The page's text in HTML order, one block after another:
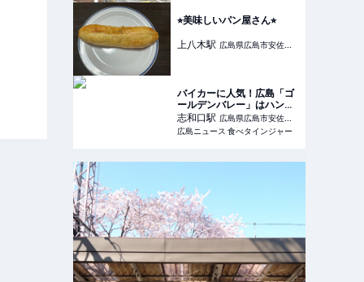
⭐︎美味しいパン屋さん⭐︎
上八木駅 広島県広島市安佐南
バイカーに人気！広島「ゴ
ールデンバレー」はハンバ
ーガーやカレーが美味し
い、アメリカンカフェ
志和口駅 広島県広島市安佐北
区
広島ニュース 食べタインジャー